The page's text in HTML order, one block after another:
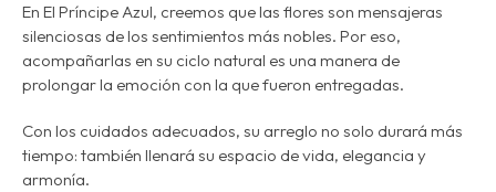
En El Príncipe Azul, creemos que las flores son mensajeras
silenciosas de los sentimientos más nobles. Por eso,
acompañarlas en su ciclo natural es una manera de
prolongar la emoción con la que fueron entregadas.
Con los cuidados adecuados, su arreglo no solo durará más
tiempo: también llenará su espacio de vida, elegancia y
armonía.